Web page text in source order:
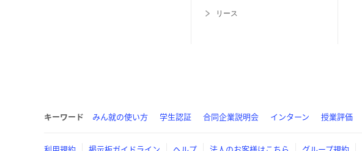
リース
キーワード みん就の使い方 学生認証 合同企業説明会 インターン 授業評価